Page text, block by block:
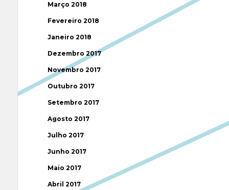
Março 2018
Fevereiro 2018
Janeiro 2018
Dezembro 2017
Novembro 2017
Outubro 2017
Setembro 2017
Agosto 2017
Julho 2017
Junho 2017
Maio 2017
Abril 2017